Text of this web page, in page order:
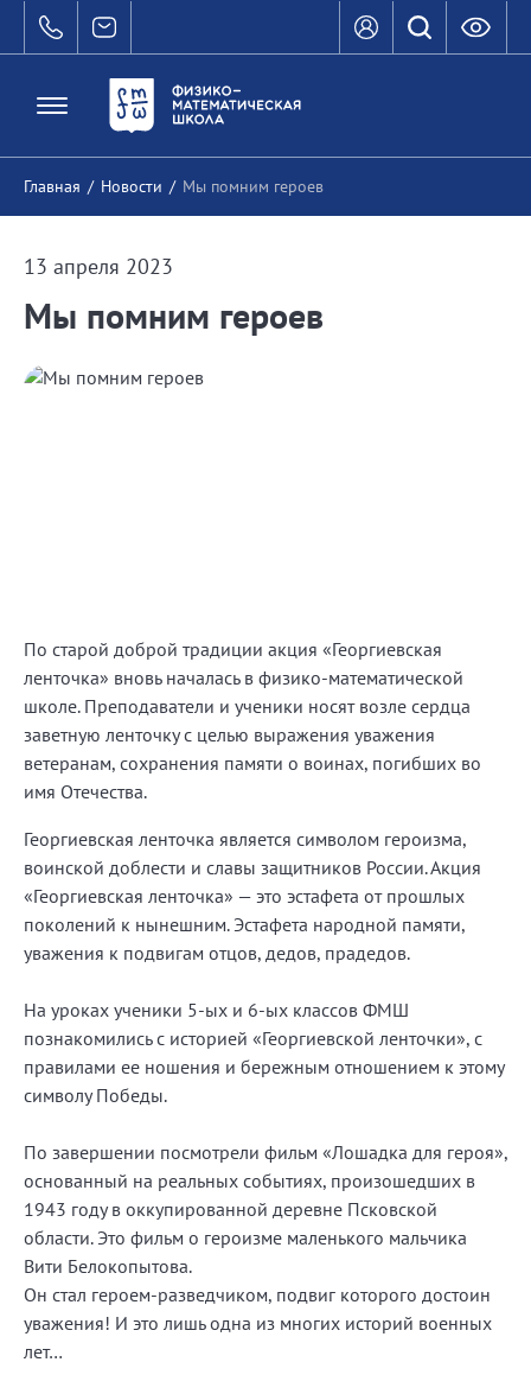
Главная / Новости / Мы помним героев
13 апреля 2023
Мы помним героев
По старой доброй традиции акция «Георгиевская
ленточка» вновь началась в физико-математической
школе. Преподаватели и ученики носят возле сердца
заветную ленточку с целью выражения уважения
ветеранам, сохранения памяти о воинах, погибших во
имя Отечества.
Георгиевская ленточка является символом героизма,
воинской доблести и славы защитников России. Акция
«Георгиевская ленточка» — это эстафета от прошлых
поколений к нынешним. Эстафета народной памяти,
уважения к подвигам отцов, дедов, прадедов.
На уроках ученики 5-ых и 6-ых классов ФМШ
познакомились с историей «Георгиевской ленточки», с
правилами ее ношения и бережным отношением к этому
символу Победы.
По завершении посмотрели фильм «Лошадка для героя»,
основанный на реальных событиях, произошедших в
1943 году в оккупированной деревне Псковской
области. Это фильм о героизме маленького мальчика
Вити Белокопытова.
Он стал героем-разведчиком, подвиг которого достоин
уважения! И это лишь одна из многих историй военных
лет…